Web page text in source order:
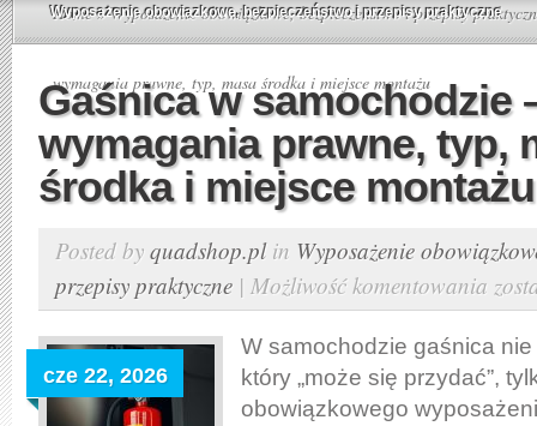
Wyposażenie obowiązkowe, bezpieczeństwo i przepisy praktyczne
Home»Wyposażenie obowiązkowe, bezpieczeństwo i przepisy
wymagania prawne, typ, masa środka i miejsce montażu
Gaśnica w samochodzie
wymagania prawne, typ,
środka i miejsce montażu
Posted by quadshop.plin Wyposażenie
przepisy praktyczne | Możliwość komentowania
w
–
cze 22, 2026
W samochodzie gaśnica
który „może się przydać”,
obowiązkowego